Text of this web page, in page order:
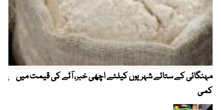
مہنگائی کے ستائے شہریوں کیلئے اچھی خبر، آٹے کی قیمت میں
کمی